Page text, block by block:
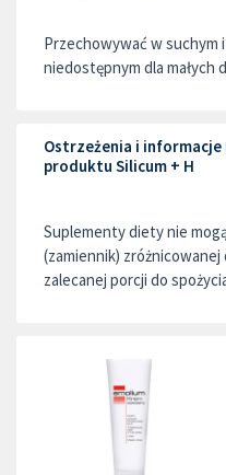
Przechowywać w suchym
niedostępnym dla małych
Ostrzeżenia i
produktu Silicum + H
Suplementy diety nie
(zamiennik)
zalecanej porcji do